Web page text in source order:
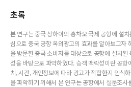
초록
본 연구는 중국 상하이의 홍차오 국제 공항에 설
심으로 중국 공항 옥외광고의 효과를 알아보고자
을 방문한 중국 소비자를 대상으로 공항에 설치
성을 바탕으로 파악하였다. 승객 맥락성이란 공항
치, 시간, 개인정보에 따라 광고가 적합한지 인식
을 파악하기 위해서 본 연구는 공항에서 설문조